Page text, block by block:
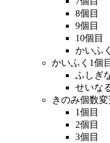
8個目
9個目
10個目
かいふ
かいふく1個
ふしぎ
せいな
きのみ個数変
1個目
2個目
3個目